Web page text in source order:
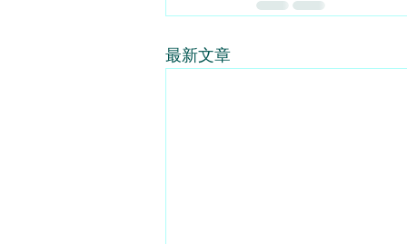
最新文章